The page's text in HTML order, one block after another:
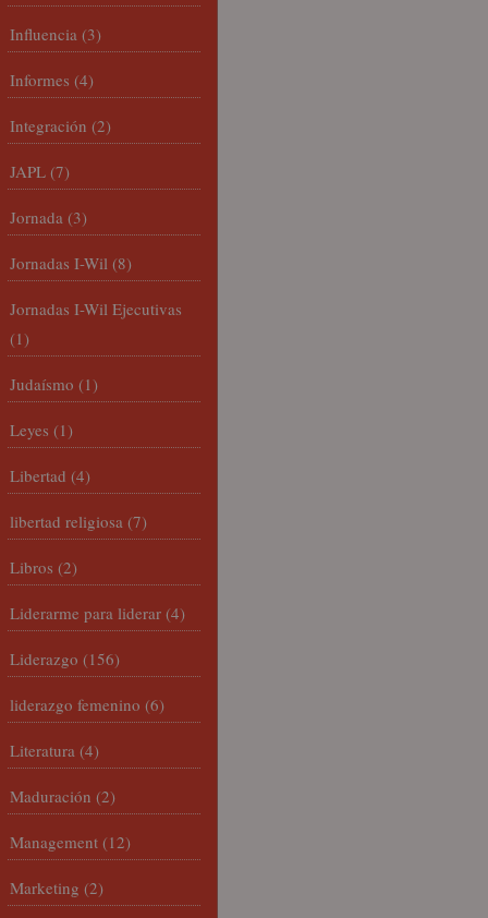
Influencia (3)
Informes (4)
Integración (2)
JAPL (7)
Jornada (3)
Jornadas I-Wil (8)
Jornadas I-Wil Ejecutivas
(1)
Judaísmo (1)
Leyes (1)
Libertad (4)
libertad religiosa (7)
Libros (2)
Liderarme para liderar (4)
Liderazgo (156)
liderazgo femenino (6)
Literatura (4)
Maduración (2)
Management (12)
Marketing (2)